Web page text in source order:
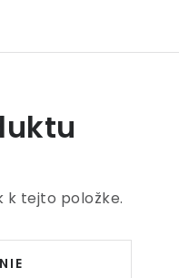
k tejto položke.